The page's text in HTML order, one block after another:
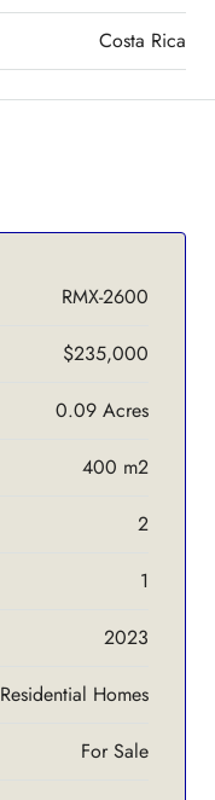
Costa Rica
RMX-2600
$235,000
0.09 Acres
400 m2
2
1
2023
Residential Homes
For Sale